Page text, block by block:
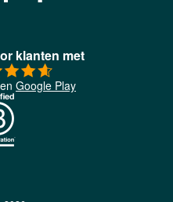
klanten met
en Google Play